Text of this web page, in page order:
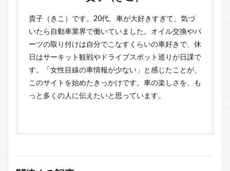
貴子（きこ）です。20代、車が大好きすぎて、気づ
いたら自動車業界で働いていました。オイル交換やパ
ーツの取り付けは自分でこなすくらいの車好きで、休
日はサーキット観戦やドライブスポット巡りが日課で
す。「女性目線の車情報が少ない」と感じたことが、
このサイトを始めたきっかけです。車の楽しさを、も
っと多くの人に伝えたいと思っています。